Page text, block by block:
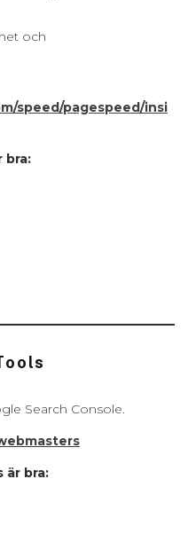
och
speed/pagespeed/insi
bra:
Search Console.
är bra: